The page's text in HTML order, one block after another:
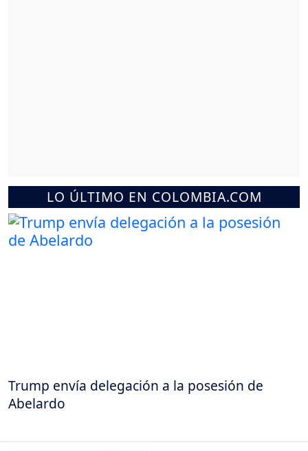
LO ÚLTIMO EN COLOMBIA.COM
Trump envía delegación a la posesión de
Abelardo